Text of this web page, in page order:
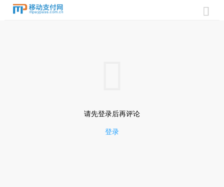

请先登录后再评论
登录